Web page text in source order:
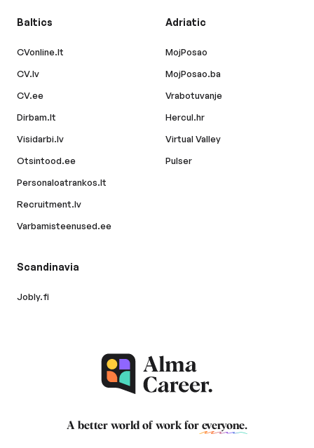
Baltics
CVonline.lt
CV.lv
CV.ee
Dirbam.lt
Visidarbi.lv
Otsintood.ee
Personaloatrankos.lt
Recruitment.lv
Varbamisteenused.ee
Adriatic
MojPosao
MojPosao.ba
Vrabotuvanje
Hercul.hr
Virtual Valley
Pulser
Scandinavia
Jobly.fi
A better world of work for everyone.